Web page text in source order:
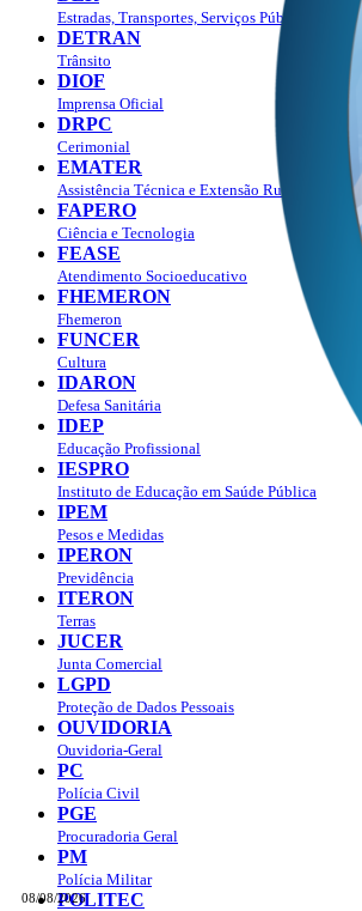
08/08/2026
Estradas, Transportes, Serviços Públicos
DETRAN
Trânsito
DIOF
Imprensa Oficial
DRPC
Cerimonial
EMATER
Assistência Técnica e Extensão Rural
FAPERO
Ciência e Tecnologia
FEASE
Atendimento Socioeducativo
FHEMERON
Fhemeron
FUNCER
Cultura
IDARON
Defesa Sanitária
IDEP
Educação Profissional
IESPRO
Instituto de Educação em Saúde Pública
IPEM
Pesos e Medidas
IPERON
Previdência
ITERON
Terras
JUCER
Junta Comercial
LGPD
Proteção de Dados Pessoais
OUVIDORIA
Ouvidoria-Geral
PC
Polícia Civil
PGE
Procuradoria Geral
PM
Polícia Militar
POLITEC